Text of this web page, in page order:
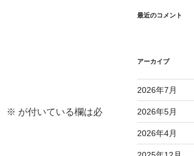
※ が付いている欄は必
最近のコメント
アーカイブ
2026年7月
2026年5月
2026年4月